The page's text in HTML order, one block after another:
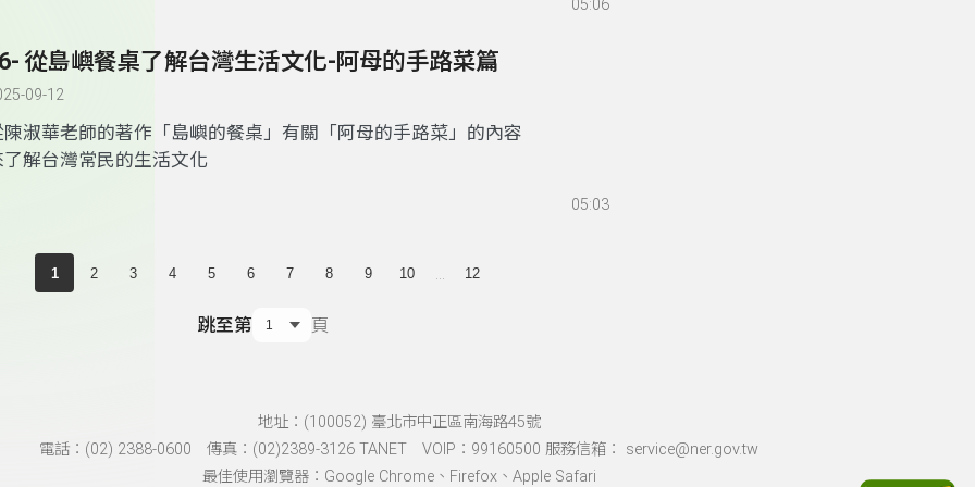
05:06
從島嶼餐桌了解台灣生活文化-阿母的手路菜篇
09-12
陳淑華老師的著作 「島嶼的餐桌」有關「阿母的手路菜」 的內容
了解台灣常民的生活文化
05:03
1 2 3 4 5 6 7 8 9 10 12
跳至第 頁
地址：(100052) 臺北市中正區南海路45號
電話：(02) 2388-0600 傳真：(02)2389-3126 TANET VOIP：99160500 服務信箱： service@ner.gov.tw
最佳使用瀏覽器：Google Chrome、Firefox、Apple Safari